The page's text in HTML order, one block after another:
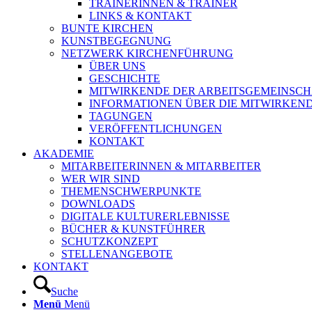
TRAINERINNEN & TRAINER
LINKS & KONTAKT
BUNTE KIRCHEN
KUNSTBEGEGNUNG
NETZWERK KIRCHENFÜHRUNG
ÜBER UNS
GESCHICHTE
MITWIRKENDE DER
INFORMATIONEN ÜBER DIE
TAGUNGEN
VERÖFFENTLICHUNGEN
KONTAKT
AKADEMIE
MITARBEITERINNEN & MITARBEITER
WER WIR SIND
THEMENSCHWERPUNKTE
DOWNLOADS
DIGITALE KULTURERLEBNISSE
BÜCHER & KUNSTFÜHRER
SCHUTZKONZEPT
STELLENANGEBOTE
KONTAKT
Suche
Menü Menü